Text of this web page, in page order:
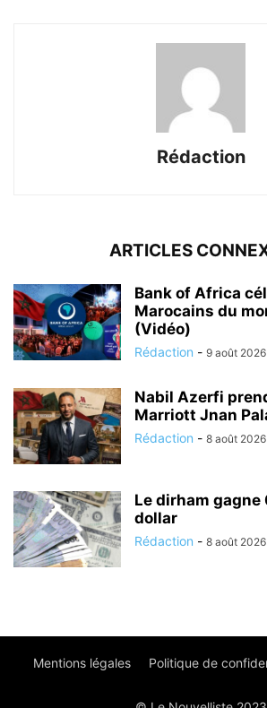
Rédaction
ARTICLES
Bank of Africa
Marocains du
(Vidéo)
Rédaction - 9 août 2026
Nabil Azerfi
Marriott Jnan
Rédaction - 8 août 2026
Le dirham gagne
dollar
Rédaction - 8 août 2026
Mentions légales Politique de